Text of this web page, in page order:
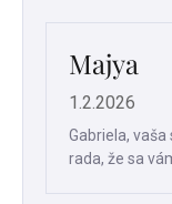
Majya
1.2.2026
Gabriela,
rada, že sa